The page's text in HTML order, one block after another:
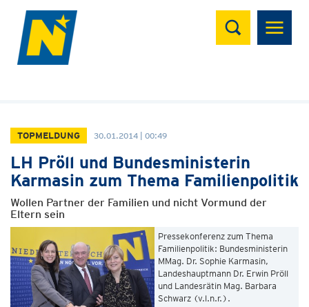
Suchen
TOPMELDUNG 30.01.2014 | 00:49
LH Pröll und Bundesministerin
Karmasin zum Thema Familienpolitik
Wollen Partner der Familien und nicht Vormund der
Eltern sein
Pressekonferenz zum Thema
Familienpolitik: Bundesministerin
MMag. Dr. Sophie Karmasin,
Landeshauptmann Dr. Erwin Pröll
und Landesrätin Mag. Barbara
Schwarz (v.l.n.r.).